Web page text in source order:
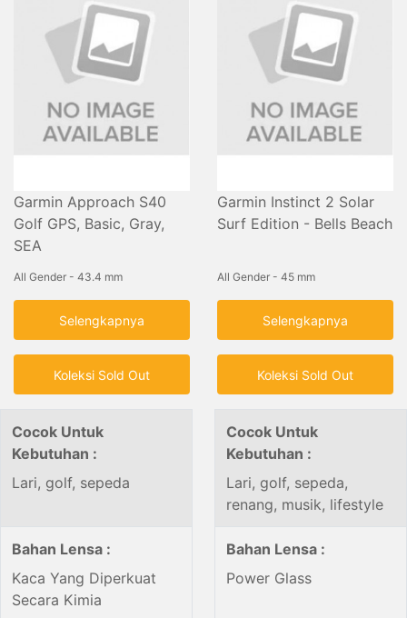
Garmin Approach S40
Golf GPS, Basic, Gray,
SEA
All Gender - 43.4 mm
Selengkapnya
Koleksi Sold Out
Garmin Instinct 2 Solar
Surf Edition - Bells Beach
All Gender - 45 mm
Selengkapnya
Koleksi Sold Out
Cocok Untuk
Kebutuhan :
Lari, golf, sepeda
Cocok Untuk
Kebutuhan :
Lari, golf, sepeda,
renang, musik, lifestyle
Bahan Lensa :
Kaca Yang Diperkuat
Secara Kimia
Bahan Lensa :
Power Glass